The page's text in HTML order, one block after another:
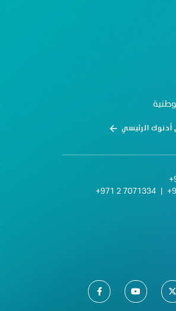
أدنوك الرئيسي
+971 2 7071334